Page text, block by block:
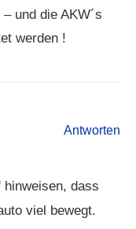
und die AKW´s
werden !
Antworten
dass
viel bewegt.